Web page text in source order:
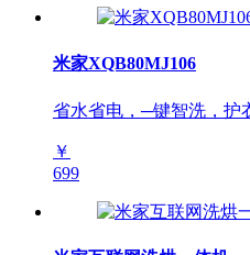
米家XQB80MJ106
省水省电，─键智洗，护
￥
699